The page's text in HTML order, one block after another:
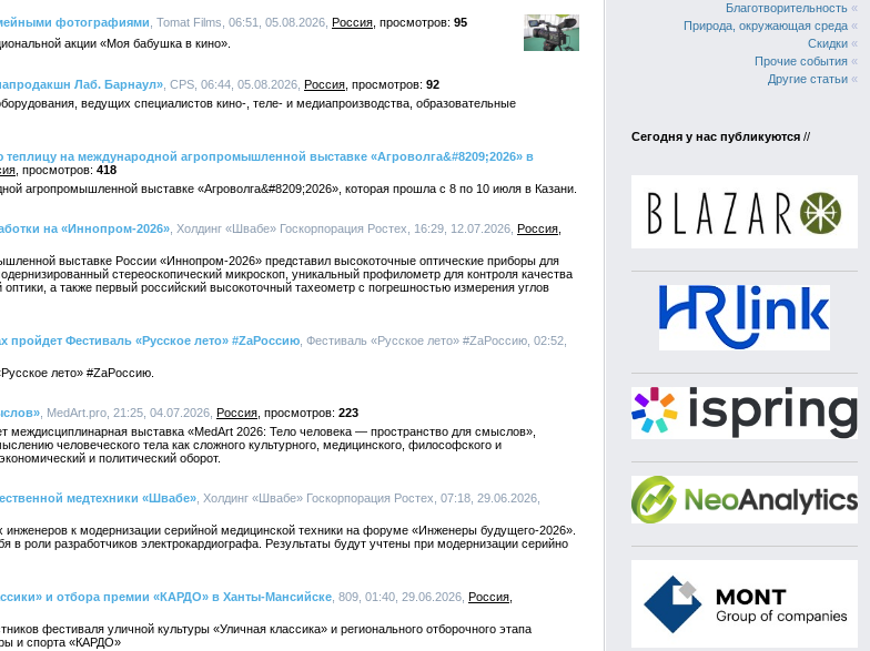
фотографиями , Tomat Films, 06:51, 05.08.2026, Россия
95
акции «Моя бабушка в кино».
Лаб. Барнаул» , CPS, 06:44, 05.08.2026, Россия
92
ведущих специалистов кино-, теле- и медиапроизводства, образовательные
на международной агропромышленной выставке «Агроволга&#8209;2026» в
418
агропромышленной выставке «Агроволга&#8209;2026», которая прошла с 8 по 10 июля в Казани.
на «Иннопром-2026» , Холдинг «Швабе» Госкорпорация Ростех, 16:29, 12.07.2026, Россия
выставке России «Иннопром-2026» представил высокоточные оптические приборы для
стереоскопический микроскоп, уникальный профилометр для контроля качества
а также первый российский высокоточный тахеометр с погрешностью измерения углов
пройдет Фестиваль «Русское лето» #ZaРоссию , Фестиваль «Русское лето» #ZaРоссию, 02:52,
лето» #ZaРоссию.
, MedArt.pro, 21:25, 04.07.2026, Россия
223
междисциплинарная выставка «MedArt 2026: Тело человека — пространство для смыслов»,
человеческого тела как сложного культурного, медицинского, философского и
и политический оборот.
медтехники «Швабе» , Холдинг «Швабе» Госкорпорация Ростех, 07:18, 29.06.2026,
к модернизации серийной медицинской техники на форуме «Инженеры будущего-2026».
в роли разработчиков электрокардиографа. Результаты будут учтены при модернизации серийно
и отбора премии «КАРДО» в Ханты-Мансийске , 809, 01:40, 29.06.2026, Россия
фестиваля уличной культуры «Уличная классика» и регионального отборочного этапа
и спорта «КАРДО»
Благотворительность «
Природа, окружающая среда «
Скидки «
Прочие события «
Другие статьи «
Сегодня у нас публикуются //